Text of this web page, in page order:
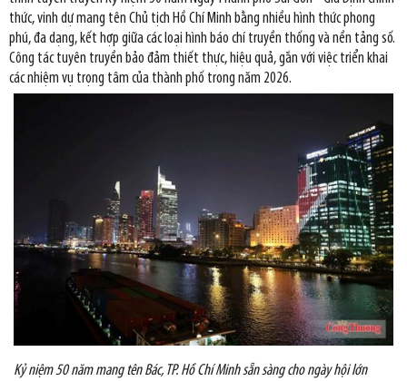
thức, vinh dự mang tên Chủ tịch Hồ Chí Minh bằng nhiều hình thức phong
phú, đa dạng, kết hợp giữa các loại hình báo chí truyền thống và nền tảng số.
Công tác tuyên truyền bảo đảm thiết thực, hiệu quả, gắn với việc triển khai
các nhiệm vụ trọng tâm của thành phố trong năm 2026.
Kỷ niệm 50 năm mang tên Bác, TP. Hồ Chí Minh sẵn sàng cho ngày hội lớn